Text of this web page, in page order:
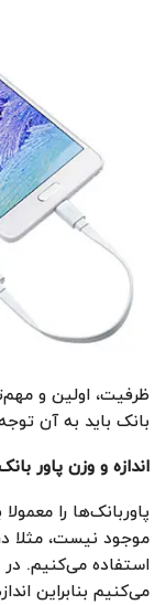
ظرفیت، اولین و
بانک باید به آن
اندازه و وزن پاور
پاوربانک‌ها را
موجود نیست، مثلا
استفاده می‌کنیم. در
می‌کنیم بنابراین